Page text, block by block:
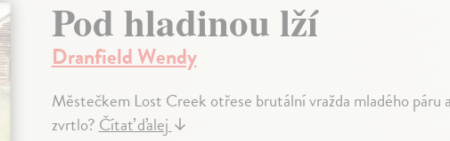
Pod hladinou lží
Dranfield Wendy
Městečkem Lost Creek otřese brutální vražda mladého
zvrtlo?Čítať ďalej↓